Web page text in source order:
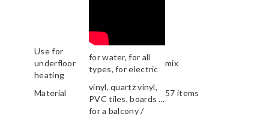
Use for
underfloor
heating
for water, for all
types, for electric
mix
Material
vinyl, quartz vinyl,
PVC tiles, boards ...
57 items
for a balcony /